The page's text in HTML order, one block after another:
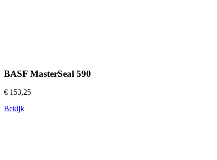
BASF MasterSeal 590
€ 153,25
Bekijk